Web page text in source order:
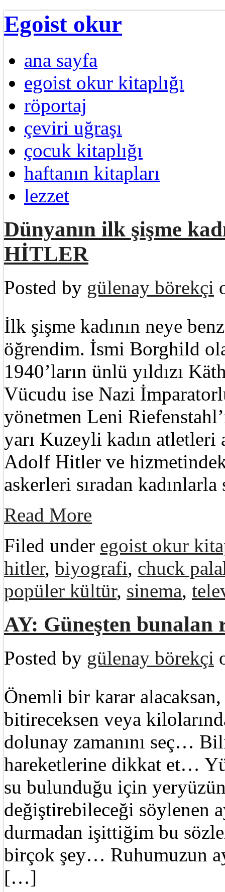
Egoist okur
ana sayfa
egoist okur kitaplığı
röportaj
çeviri uğraşı
çocuk kitaplığı
haftanın kitapları
lezzet
Dünyanın ilk şişme
HİTLER
Posted by gülenay börekçi
İlk şişme kadının neye
öğrendim. İsmi Borghild
1940’ların ünlü yıldızı
Vücudu ise Nazi
yönetmen Leni
yarı Kuzeyli kadın atletleri
Adolf Hitler ve
askerleri sıradan
Read More
Filed under egoist okur
hitler, biyografi, chuck
popüler kültür, sinema,
AY: Güneşten bunalan
Posted by gülenay börekçi
Önemli bir karar
bitireceksen veya
dolunay zamanını seç…
hareketlerine dikkat et…
su bulunduğu için
değiştirebileceği söylenen
durmadan işittiğim bu
birçok şey… Ruhumuzun
[…]